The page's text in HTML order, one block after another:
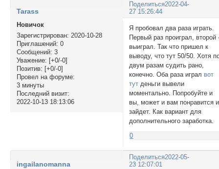
Поделиться2022-04-
27 15:26:44
Tarass
Новичок
Зарегистрирован: 2020-10-28
Приглашений: 0
Сообщений: 3
Уважение: [+0/-0]
Позитив: [+0/-0]
Провел на форуме:
3 минуты
Последний визит:
2022-10-13 18:13:06
Я пробовал два раза играть.
Первый раз проиграл, второй
выиграл. Так что пришел к
выводу, что тут 50/50. Хотя
двум разам судить рано,
конечно. Оба раза играл вот
тут деньги вывели
моментально. Попробуйте и
вы, может и вам понравится и
зайдет. Как вариант для
дополнительного заработка.
0
Поделиться2022-05-
23 12:07:01
ingailanomanna